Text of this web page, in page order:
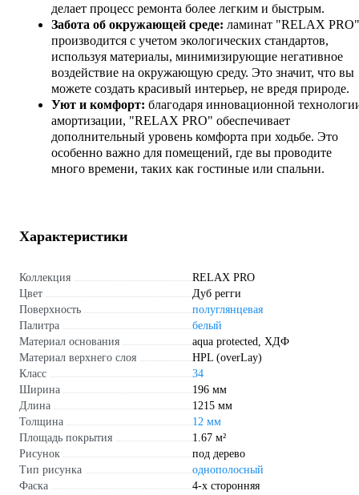
делает процесс ремонта более легким и быстрым.
Забота об окружающей среде: ламинат "RELAX PRO"
производится с учетом экологических стандартов,
используя материалы, минимизирующие негативное
воздействие на окружающую среду. Это значит, что вы
можете создать красивый интерьер, не вредя природе.
Уют и комфорт: благодаря инновационной
амортизации, "RELAX PRO" обеспечивает
дополнительный уровень комфорта при ходьбе. Это
особенно важно для помещений, где вы проводите
много времени, таких как гостиные или спальни.
Характеристики
Коллекция
RELAX PRO
Цвет
Дуб регги
Поверхность
полуглянцевая
Палитра
белый
Материал основания
aqua protected, ХДФ
Материал верхнего слоя
HPL (overLay)
Класс
34
Ширина
196 мм
Длина
1215 мм
Толщина
12 мм
Площадь покрытия
1.67 м²
Рисунок
под дерево
Тип рисунка
однополосный
Фаска
4-х сторонняя